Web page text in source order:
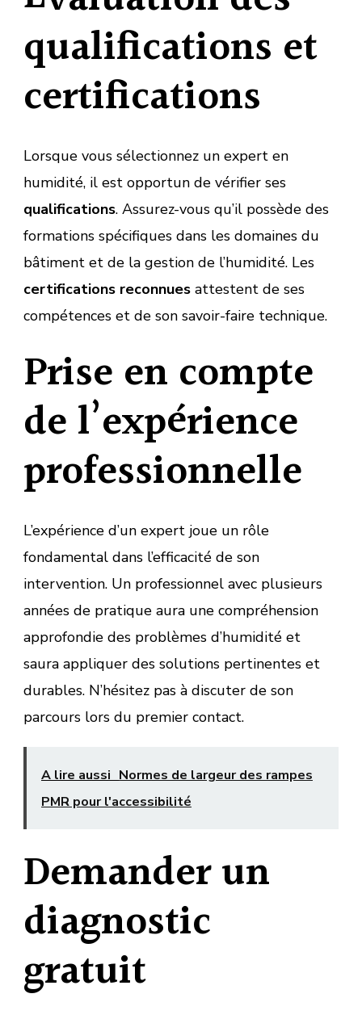
qualifications et
certifications
Lorsque vous sélectionnez un expert en
humidité, il est opportun de vérifier ses
qualifications. Assurez-vous qu’il possède des
formations spécifiques dans les domaines du
bâtiment et de la gestion de l’humidité. Les
certifications reconnues attestent de ses
compétences et de son savoir-faire technique.
Prise en compte
de l’expérience
professionnelle
L’expérience d’un expert joue un rôle
fondamental dans l’efficacité de son
intervention. Un professionnel avec plusieurs
années de pratique aura une compréhension
approfondie des problèmes d’humidité et
saura appliquer des solutions pertinentes et
durables. N’hésitez pas à discuter de son
parcours lors du premier contact.
A lire aussi Normes de largeur des rampes
PMR pour l'accessibilité
Demander un
diagnostic
gratuit